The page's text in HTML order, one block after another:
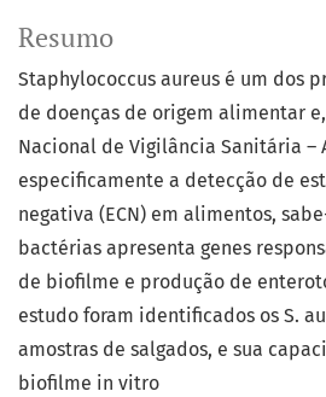
Resumo
Staphylococcus aureus é um dos
de doenças de origem alimentar
Nacional de Vigilância Sanitária –
especificamente a detecção de
negativa (ECN) em alimentos,
bactérias apresenta genes
de biofilme e produção de
estudo foram identificados os S.
amostras de salgados, e sua
biofilme in vitro